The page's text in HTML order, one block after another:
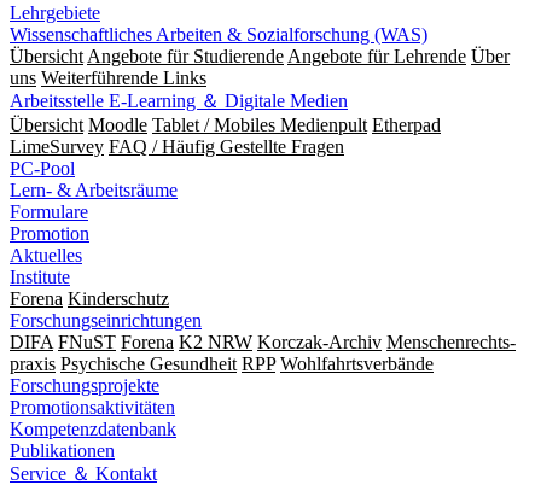
Lehrgebiete
Wissenschaftliches Arbeiten & Sozialforschung (WAS)
Übersicht Angebote für Studierende Angebote für Lehrende Über
uns Weiterführende Links
Arbeitsstelle E-Learning ＆ Digitale Medien
Übersicht Moodle Tablet / Mobiles Medienpult Etherpad
LimeSurvey FAQ / Häufig Gestellte Fragen
PC-Pool
Lern- & Arbeitsräume
Formulare
Promotion
Aktuelles
Institute
Forena Kinderschutz
Forschungseinrichtungen
DIFA FNuST Forena K2 NRW Korczak-Archiv Men­schen­rechts­
praxis Psy­chische Gesund­heit RPP Wohlfahrts­verbände
Forschungsprojekte
Promotionsaktivitäten
Kompetenzdatenbank
Publikationen
Service ＆ Kontakt